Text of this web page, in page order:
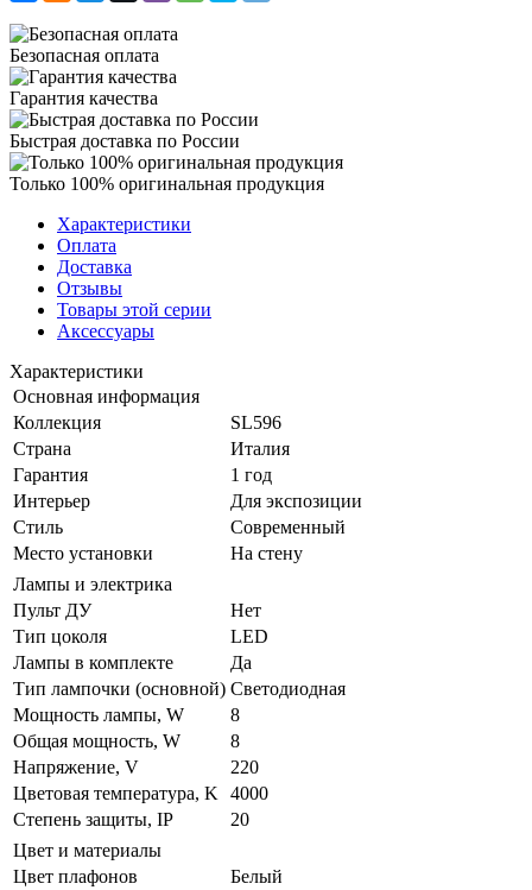
Безопасная оплата
Гарантия качества
Быстрая доставка по России
Только 100% оригинальная продукция
Характеристики
Оплата
Доставка
Отзывы
Товары этой серии
Аксессуары
Характеристики
Основная информация
Коллекция
SL596
Страна
Италия
Гарантия
1 год
Интерьер
Для экспозиции
Стиль
Современный
Место установки
На стену
Лампы и электрика
Пульт ДУ
Нет
Тип цоколя
LED
Лампы в комплекте
Да
Тип лампочки (основной) Светодиодная
Мощность лампы, W
8
Общая мощность, W
8
Напряжение, V
220
Цветовая температура, K
4000
Степень защиты, IP
20
Цвет и материалы
Цвет плафонов
Белый